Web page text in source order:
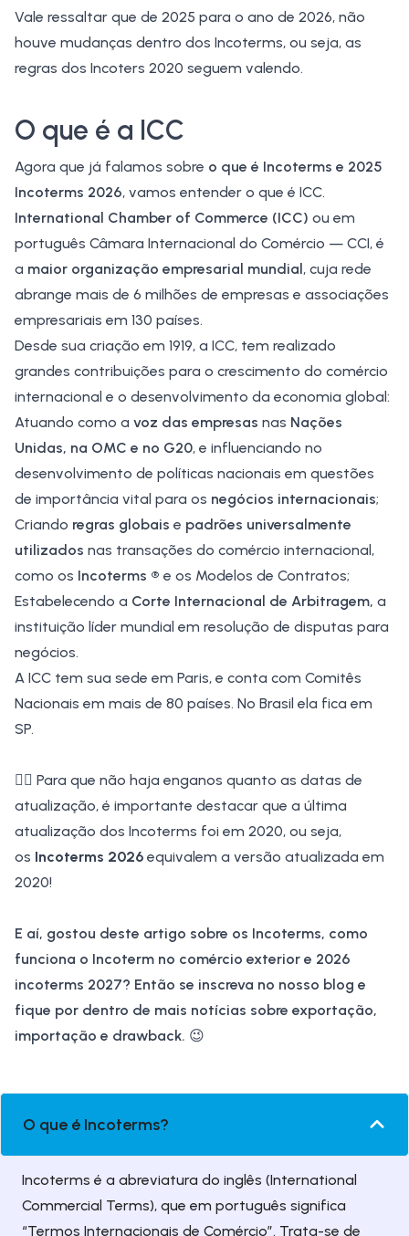
Vale ressaltar que de 2025 para o ano de 2026, não
houve mudanças dentro dos Incoterms, ou seja, as
regras dos Incoters 2020 seguem valendo.
O que é a ICC
Agora que já falamos sobre o que é Incoterms e 2025
Incoterms 2026, vamos entender o que é ICC.
International Chamber of Commerce (ICC) ou em
português Câmara Internacional do Comércio — CCI, é
a maior organização empresarial mundial, cuja rede
abrange mais de 6 milhões de empresas e associações
empresariais em 130 países.
Desde sua criação em 1919, a ICC, tem realizado
grandes contribuições para o crescimento do comércio
internacional e o desenvolvimento da economia global:
Atuando como a voz das empresas nas Nações
Unidas, na OMC e no G20, e influenciando no
desenvolvimento de políticas nacionais em questões
de importância vital para os negócios internacionais;
Criando regras globais e padrões universalmente
utilizados nas transações do comércio internacional,
como os Incoterms ® e os Modelos de Contratos;
Estabelecendo a Corte Internacional de Arbitragem, a
instituição líder mundial em resolução de disputas para
negócios.
A ICC tem sua sede em Paris, e conta com Comitês
Nacionais em mais de 80 países. No Brasil ela fica em
SP.
👉🏼 Para que não haja enganos quanto as datas de
atualização, é importante destacar que a última
atualização dos Incoterms foi em 2020, ou seja,
os Incoterms 2026 equivalem a versão atualizada em
2020!
E aí, gostou deste artigo sobre os Incoterms, como
funciona o Incoterm no comércio exterior e 2026
incoterms 2027? Então se inscreva no nosso blog e
fique por dentro de mais notícias sobre exportação,
importação e drawback. 😉
O que é Incoterms?
Incoterms é a abreviatura do inglês (International
Commercial Terms), que em português significa
“Termos Internacionais de Comércio”. Trata-se de